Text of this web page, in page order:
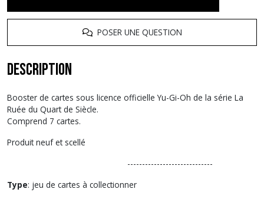
POSER UNE QUESTION
Description
Booster de cartes sous licence officielle Yu-Gi-Oh de la série La
Ruée du Quart de Siècle.
Comprend 7 cartes.
Produit neuf et scellé
-----------------------------
Type: jeu de cartes à collectionner